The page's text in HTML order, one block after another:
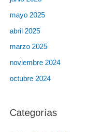
mayo 2025
abril 2025
marzo 2025
noviembre 2024
octubre 2024
Categorías